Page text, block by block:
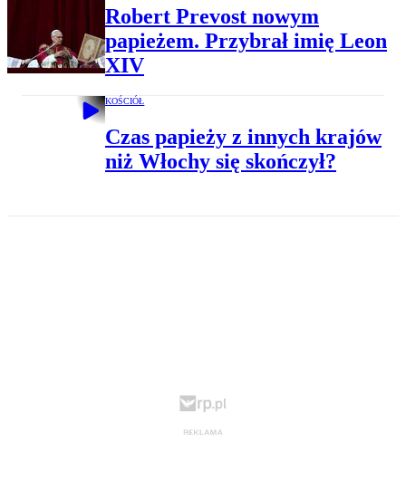
Robert Prevost nowym
papieżem. Przybrał imię Leon
XIV
KOŚCIÓŁ
Czas papieży z innych krajów
niż Włochy się skończył?